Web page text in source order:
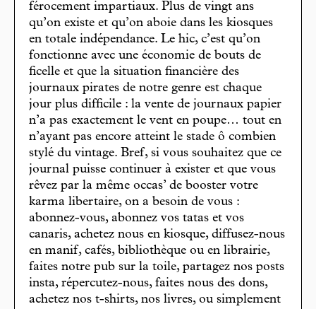
férocement impartiaux. Plus de vingt ans
qu’on existe et qu’on aboie dans les kiosques
en totale indépendance. Le hic, c’est qu’on
fonctionne avec une économie de bouts de
ficelle et que la situation financière des
journaux pirates de notre genre est chaque
jour plus difficile : la vente de journaux papier
n’a pas exactement le vent en poupe… tout en
n’ayant pas encore atteint le stade ô combien
stylé du vintage. Bref, si vous souhaitez que ce
journal puisse continuer à exister et que vous
rêvez par la même occas’ de booster votre
karma libertaire, on a besoin de vous :
abonnez-vous, abonnez vos tatas et vos
canaris, achetez nous en kiosque, diffusez-nous
en manif, cafés, bibliothèque ou en librairie,
faites notre pub sur la toile, partagez nos posts
insta, répercutez-nous, faites nous des dons,
achetez nos t-shirts, nos livres, ou simplement